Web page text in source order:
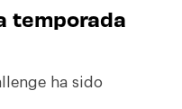
temporada
ha sido